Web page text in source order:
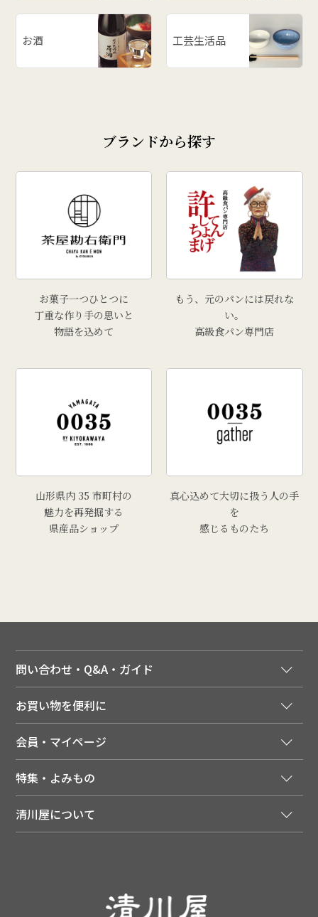
お酒 工芸生活品
ブランドから探す
お菓子一つひとつに
丁重な作り手の思いと
物語を込めて
もう、元のパンには戻れな
い。
高級食パン専門店
山形県内 35 市町村の
魅力を再発掘する
県産品ショップ
真心込めて大切に扱う人の手
を
感じるものたち
問い合わせ・Q&A・ガイド
ご利用ガイド
領収書について
送料について
配達日について
返品について
よくあるご質問（FAQ）
お買い物を便利に
季節のカタログを無料でお届け
店舗・ECポイント共通アプリ
LINEお友だち登録
会員・マイページ
会員特典について
注文履歴
特集・よみもの
メディア掲載商品
清川屋のレビューを見る
清川屋について